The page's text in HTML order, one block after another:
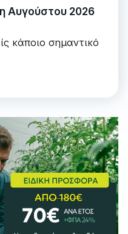
Αυγούστου 2026
κάποιο σημαντικό